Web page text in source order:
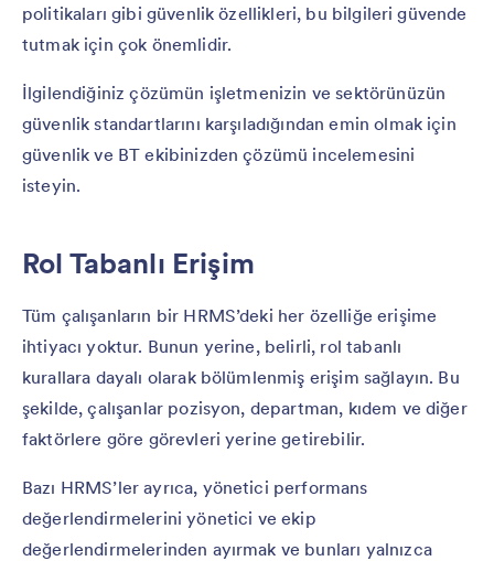
politikaları gibi güvenlik özellikleri, bu bilgileri güvende
tutmak için çok önemlidir.
İlgilendiğiniz çözümün işletmenizin ve sektörünüzün
güvenlik standartlarını karşıladığından emin olmak için
güvenlik ve BT ekibinizden çözümü incelemesini
isteyin.
Rol Tabanlı Erişim
Tüm çalışanların bir HRMS’deki her özelliğe erişime
ihtiyacı yoktur. Bunun yerine, belirli, rol tabanlı
kurallara dayalı olarak bölümlenmiş erişim sağlayın. Bu
şekilde, çalışanlar pozisyon, departman, kıdem ve diğer
faktörlere göre görevleri yerine getirebilir.
Bazı HRMS’ler ayrıca, yönetici performans
değerlendirmelerini yönetici ve ekip
değerlendirmelerinden ayırmak ve bunları yalnızca